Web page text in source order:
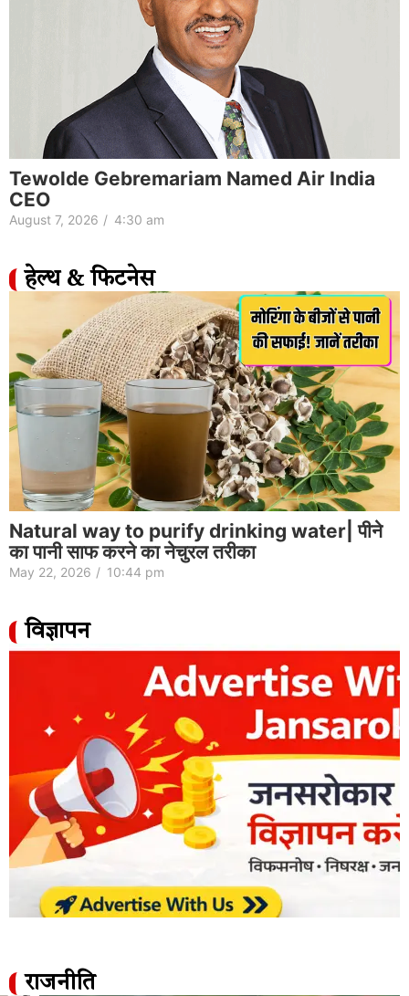
Tewolde Gebremariam Named Air India
CEO
August 7, 2026 / 4:30 am
हेल्थ & फिटनेस
Natural way to purify drinking water| पीने
का पानी साफ करने का नेचुरल तरीका
May 22, 2026 / 10:44 pm
विज्ञापन
राजनीति